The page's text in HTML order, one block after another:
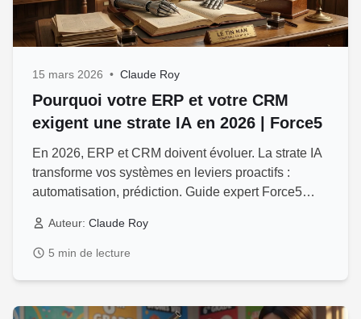
15 mars 2026 • Claude Roy
Pourquoi votre ERP et votre CRM
exigent une strate IA en 2026 | Force5
En 2026, ERP et CRM doivent évoluer. La strate IA
transforme vos systèmes en leviers proactifs :
automatisation, prédiction. Guide expert Force5
Auteur: Claude Roy
5 min de lecture